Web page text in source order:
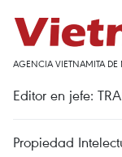
AGENCIA VIETNAMITA DE
Editor en jefe:
Propiedad